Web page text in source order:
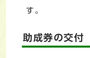
す。
助成券の交付